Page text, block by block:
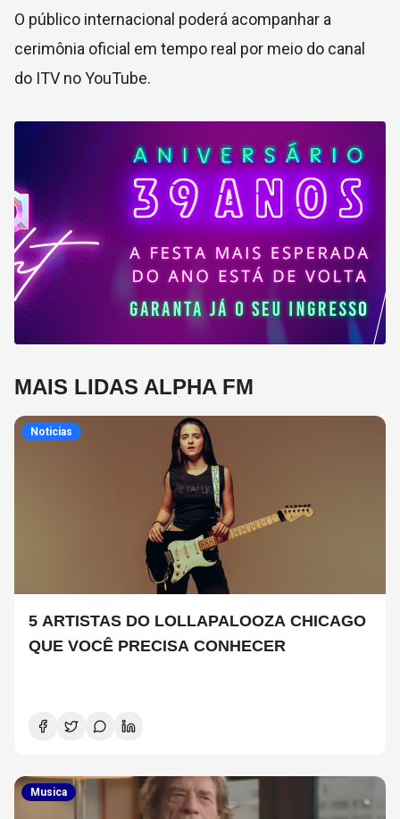
O público internacional poderá acompanhar a
cerimônia oficial em tempo real por meio do canal
do ITV no YouTube.
MAIS LIDAS ALPHA FM
Noticias
5 ARTISTAS DO LOLLAPALOOZA CHICAGO
QUE VOCÊ PRECISA CONHECER
Musica